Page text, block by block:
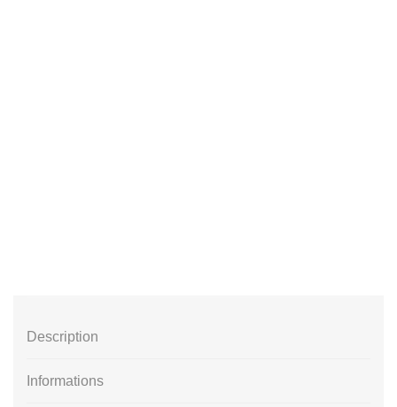
Description
Informations